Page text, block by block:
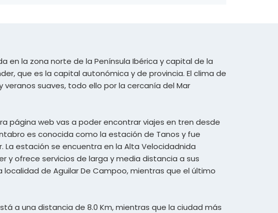
en la zona norte de la Península Ibérica y capital de la
que es la capital autonómica y de provincia. El clima de
suaves, todo ello por la cercanía del Mar
página web vas a poder encontrar viajes en tren desde
es conocida como la estación de Tanos y fue
La estación se encuentra en la Alta Velocidadnida
y ofrece servicios de larga y media distancia a sus
de Aguilar De Campoo, mientras que el último
a una distancia de 8.0 Km, mientras que la ciudad más